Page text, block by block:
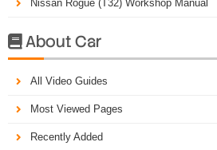
Nissan Rogue (T32) Workshop Manual
About Car
All Video Guides
Most Viewed Pages
Recently Added